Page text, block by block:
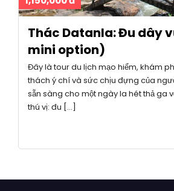
Thác Datanla: Đu dây
mini option)
Đây là tour du lịch mạo hiểm, khám
thách ý chí và sức chịu đựng của
sẵn sàng cho một ngày la hét thả ga
thú vị: đu […]